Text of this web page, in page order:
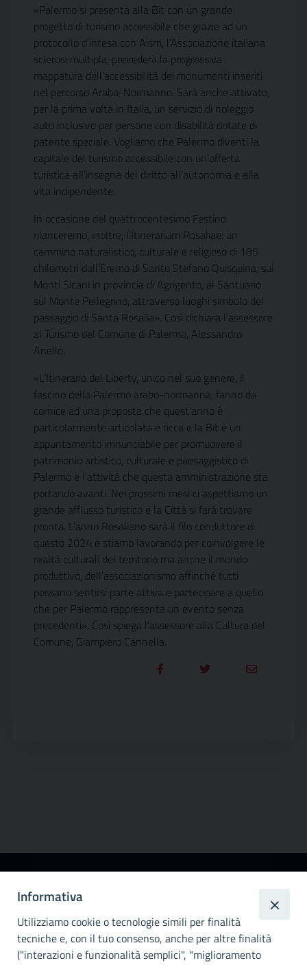
«Palermo si presenta alla Bit con un grande
progetto di turismo accessibile che grazie ad un
protocollo d’intesa con Aism, l’Associazione italiana
sclerosi multipla, prevederà la progressiva
mappatura dell’accessibilità dei monumenti inseriti
nel percorso Arabo-Normanno. Sarà anche attivato,
per la prima volta in Italia, un servizio di noleggio
auto inclusivo per persone con disabilità dotate di
patente speciale. Vogliamo che Palermo diventi la
capitale del turismo accessibile con un’offerta
turistica all’insegna del diritto all’autonomia e alla
vita indipendente.
In occasione del quattrocentesimo Festino
rilanceremo, inoltre, l’Itinerarium Rosaliae: un
cammino naturalistico, culturale e religioso di 185
chilometri dall’Eremo di Santo Stefano Quisquina, sui
Monti Sicani in provincia di Agrigento, al Santuario
sul Monte Pellegrino, attraverso luoghi simbolo del
passaggio di Santa Rosalia». Così dichiara l’assessore
al Turismo del Comune di Palermo, Alessandro
Anello.
«L’Itinerario del Liberty, unico nel suo genere, il
fascino della Palermo arabo-normanna, fanno da
cornice ad una proposta che quest’anno è
particolarmente articolata e ricca e la Bit è un
appuntamento irrinunciabile per promuovere il
patrimonio artistico, culturale e paesaggistico di
Palermo e l’attività che questa amministrazione sta
portando avanti. Nei prossimi mesi ci aspettiamo un
grande afflusso turistico e la Città si farà trovare
pronta. L’anno Rosaliano sarà il filo conduttore di
questo 2024 e stiamo lavorando per coinvolgere le
realtà culturali del territorio ma anche il mondo
produttivo, dell’associazionismo affinché tutti
possano sentirsi parte attiva e partecipare a quello
che per Palermo rappresenta un evento senza
precedenti». Così spiega l’assessore alla Cultura del
Comune, Giampiero Cannella.
metropolitana di
Palermo
Info e contatti
Informativa
Utilizziamo cookie o tecnologie simili per finalità
tecniche e, con il tuo consenso, anche per altre finalità
("interazioni e funzionalità semplici", "miglioramento